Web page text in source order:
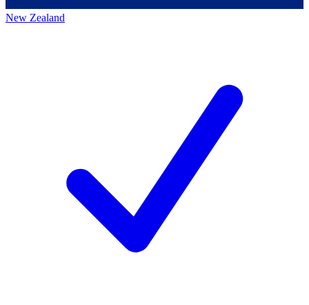
New Zealand